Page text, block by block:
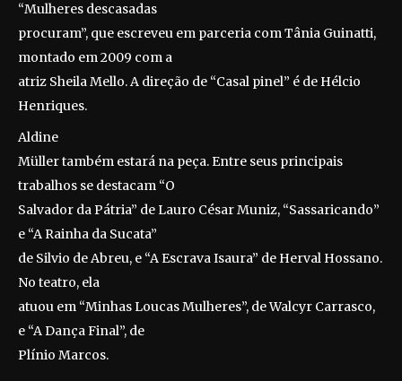
“Mulheres descasadas
procuram”, que escreveu em parceria com Tânia Guinatti,
montado em 2009 com a
atriz Sheila Mello. A direção de “Casal pinel” é de Hélcio
Henriques.
Aldine
Müller também estará na peça. Entre seus principais
trabalhos se destacam “O
Salvador da Pátria” de Lauro César Muniz, “Sassaricando”
e “A Rainha da Sucata”
de Silvio de Abreu, e “A Escrava Isaura” de Herval Hossano.
No teatro, ela
atuou em “Minhas Loucas Mulheres”, de Walcyr Carrasco,
e “A Dança Final”, de
Plínio Marcos.